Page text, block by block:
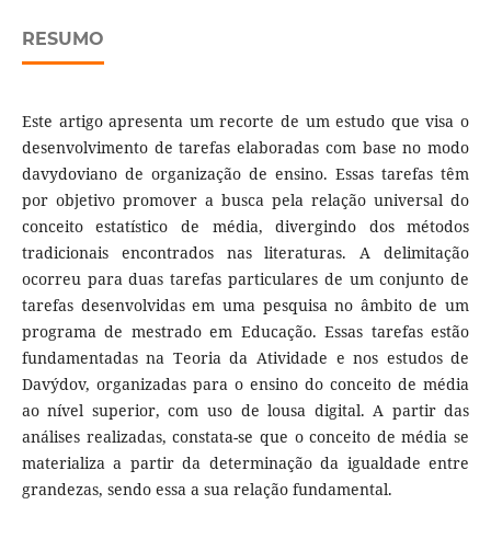
RESUMO
Este artigo apresenta um recorte de um estudo que visa o
desenvolvimento de tarefas elaboradas com base no modo
davydoviano de organização de ensino. Essas tarefas têm
por objetivo promover a busca pela relação universal do
conceito estatístico de média, divergindo dos métodos
tradicionais encontrados nas literaturas. A delimitação
ocorreu para duas tarefas particulares de um conjunto de
tarefas desenvolvidas em uma pesquisa no âmbito de um
programa de mestrado em Educação. Essas tarefas estão
fundamentadas na Teoria da Atividade e nos estudos de
Davýdov, organizadas para o ensino do conceito de média
ao nível superior, com uso de lousa digital. A partir das
análises realizadas, constata-se que o conceito de média se
materializa a partir da determinação da igualdade entre
grandezas, sendo essa a sua relação fundamental.